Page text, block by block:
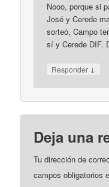
Nooo, porque si
José y Cerede
sorteó, Campo
sí y Cerede DIF.
Responder ↓
Deja una
Tu dirección de
campos obligatorios